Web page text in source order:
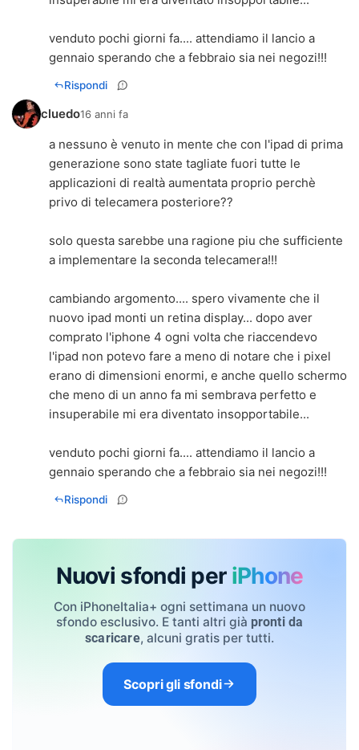
venduto pochi giorni fa.... attendiamo il lancio a
gennaio sperando che a febbraio sia nei negozi!!!
Rispondi
cluedo16 anni fa
a nessuno è venuto in mente che con l'ipad di prima
generazione sono state tagliate fuori tutte le
applicazioni di realtà aumentata proprio perchè
privo di telecamera posteriore??
solo questa sarebbe una ragione piu che sufficiente
a implementare la seconda telecamera!!!
cambiando argomento.... spero vivamente che il
nuovo ipad monti un retina display... dopo aver
comprato l'iphone 4 ogni volta che riaccendevo
l'ipad non potevo fare a meno di notare che i pixel
erano di dimensioni enormi, e anche quello schermo
che meno di un anno fa mi sembrava perfetto e
insuperabile mi era diventato insopportabile...
venduto pochi giorni fa.... attendiamo il lancio a
gennaio sperando che a febbraio sia nei negozi!!!
Rispondi
Nuovi sfondi per iPhone
Con iPhoneItalia+ ogni settimana un nuovo
sfondo esclusivo. E tanti altri già pronti da
scaricare, alcuni gratis per tutti.
Scopri gli sfondi